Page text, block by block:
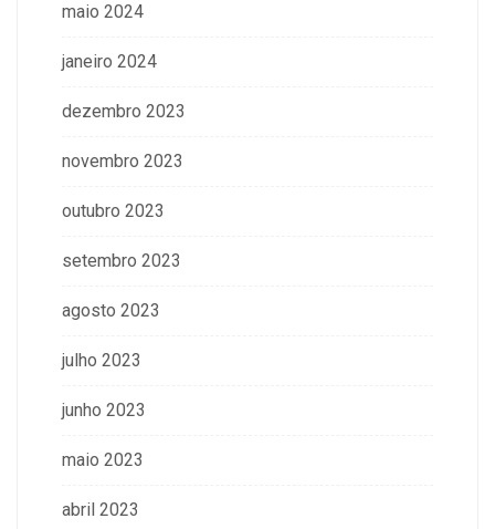
maio 2024
janeiro 2024
dezembro 2023
novembro 2023
outubro 2023
setembro 2023
agosto 2023
julho 2023
junho 2023
maio 2023
abril 2023